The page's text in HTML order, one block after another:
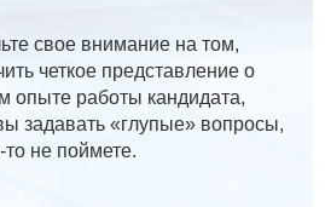
свое внимание на том,
четкое представление о
опыте работы кандидата,
задавать «глупые» вопросы,
не поймете.